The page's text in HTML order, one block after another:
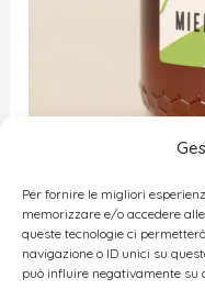
Per fornire le migliori
memorizzare e/o accedere
queste tecnologie ci
navigazione o ID unici su
può influire negativamente su
Miele Millefiori
2,50€ - 9,00€Fascia